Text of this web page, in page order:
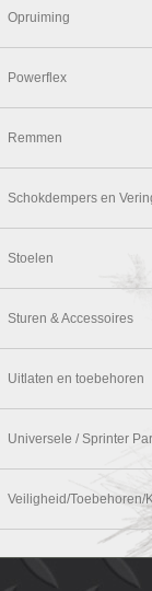
Opruiming
Powerflex
Remmen
Schokdempers en
Stoelen
Sturen & Accessoires
Uitlaten en toebehoren
Universele / Sprinter
Veiligheid/Toebehoren/